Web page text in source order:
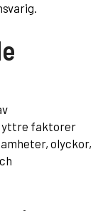
yttre faktorer
olyckor,